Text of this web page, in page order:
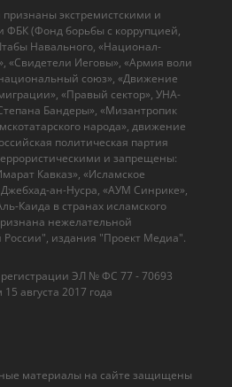
материалы на сайте защищены
ЭЛ № ФС 77 - 70693
августа 2017 года
экстремистскими и
ФБК (Фонд борьбы с коррупцией,
Навального, «Национал-
«Свидетели Иеговы», «Армия воли
союз», «Движение
«Правый сектор», УНА-
Бандеры», «Мизантропик
народа», движение
политическая партия
и запрещены:
Кавказ», «Исламское
Джебхад-ан-Нусра, «АУМ Синрике»,
Каида в странах исламского
нежелательной
России", издания "Проект Медиа".